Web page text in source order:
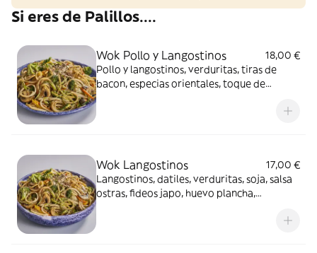
Si eres de Palillos....
Wok Pollo y Langostinos
18,00 €
Pollo y langostinos, verduritas, tiras de
bacon, especias orientales, toque de
Wok Langostinos
17,00 €
Langostinos, datiles, verduritas, soja, salsa
ostras, fideos japo, huevo plancha,